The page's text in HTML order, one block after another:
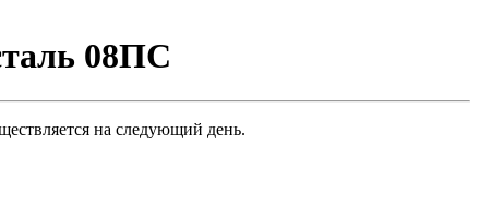
08ПС
на следующий день.